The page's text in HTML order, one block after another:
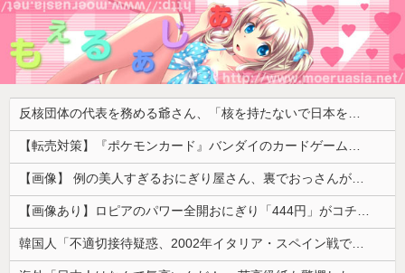
反核団体の代表を務める爺さん、「核を持たないで日本を守れますか」と中学生に詰問された結果……
【転売対策】『ポケモンカード』バンダイのカードゲームも転売対策にマイナンバー導入開始、今月から抽選販売に本人認証、公式大会にも「効果バツグン」
【画像】 例の美人すぎるおにぎり屋さん、裏でおっさんが握っていたｗｗｗｗｗｗｗｗｗｗｗｗｗｗｗｗｗ
【画像あり】ロピアのパワー全開おにぎり「444円」がコチラｗｗｗｗｗ
韓国人「不適切接待疑惑、2002年イタリア・スペイン戦で『韓国に奪われた』と欧州の大手メディアが一斉に報道！」